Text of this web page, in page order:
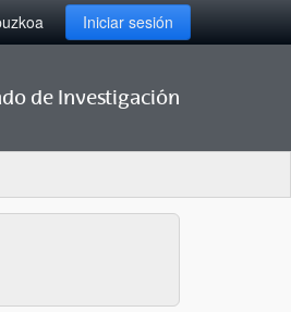
Iniciar sesión
de Investigación